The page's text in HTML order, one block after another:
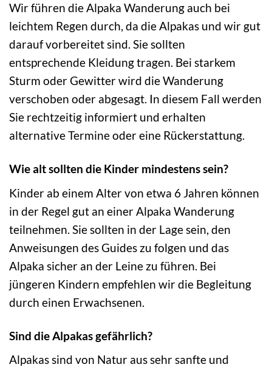
Wir führen die Alpaka Wanderung auch bei
leichtem Regen durch, da die Alpakas und wir gut
darauf vorbereitet sind. Sie sollten
entsprechende Kleidung tragen. Bei starkem
Sturm oder Gewitter wird die Wanderung
verschoben oder abgesagt. In diesem Fall werden
Sie rechtzeitig informiert und erhalten
alternative Termine oder eine Rückerstattung.
Wie alt sollten die Kinder mindestens sein?
Kinder ab einem Alter von etwa 6 Jahren können
in der Regel gut an einer Alpaka Wanderung
teilnehmen. Sie sollten in der Lage sein, den
Anweisungen des Guides zu folgen und das
Alpaka sicher an der Leine zu führen. Bei
jüngeren Kindern empfehlen wir die Begleitung
durch einen Erwachsenen.
Sind die Alpakas gefährlich?
Alpakas sind von Natur aus sehr sanfte und